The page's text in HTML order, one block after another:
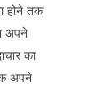
होने तक
अपने
का
अपने